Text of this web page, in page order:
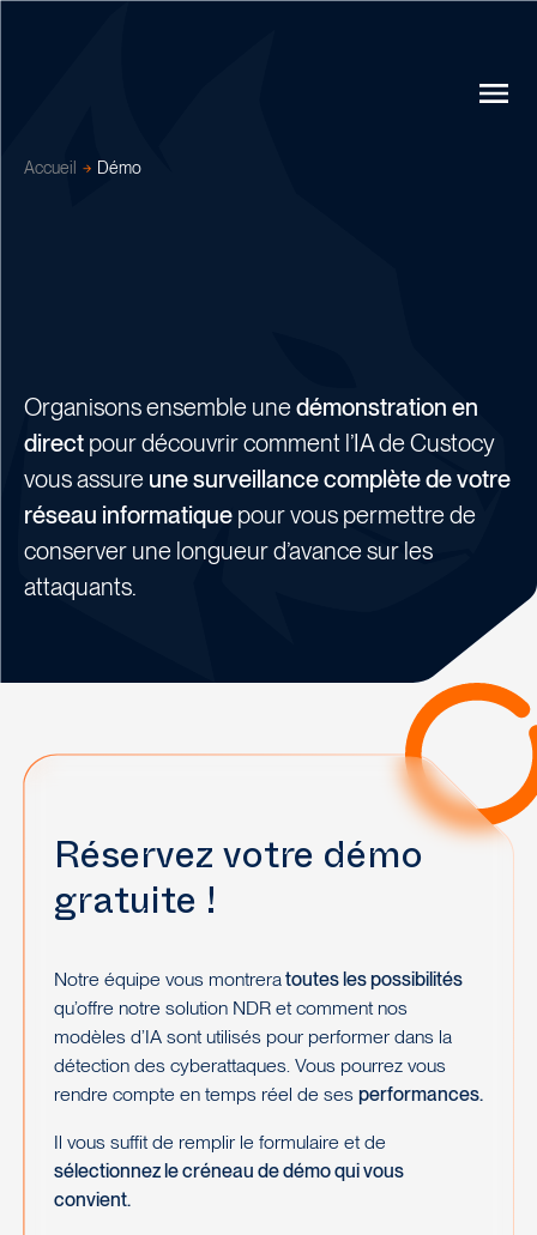
Accueil Démo
Organisons ensemble unedémonstration en
direct pour découvrir comment l’IA de Custocy
vous assure une surveillance complète de votre
réseau informatique pour vous permettre de
conserver une longueur d’avance sur les
attaquants.
Réservez votre démo
gratuite !
Notre équipe vous montreratoutes les possibilités
qu’offre notre solution NDR et comment nos
modèles d’IA sont utilisés pour performer dans la
détection des cyberattaques. Vous pourrez vous
rendre compte en temps réel de ses performances.
Il vous suffit de remplir le formulaire et de
sélectionnez le créneau de démo qui vous
convient.